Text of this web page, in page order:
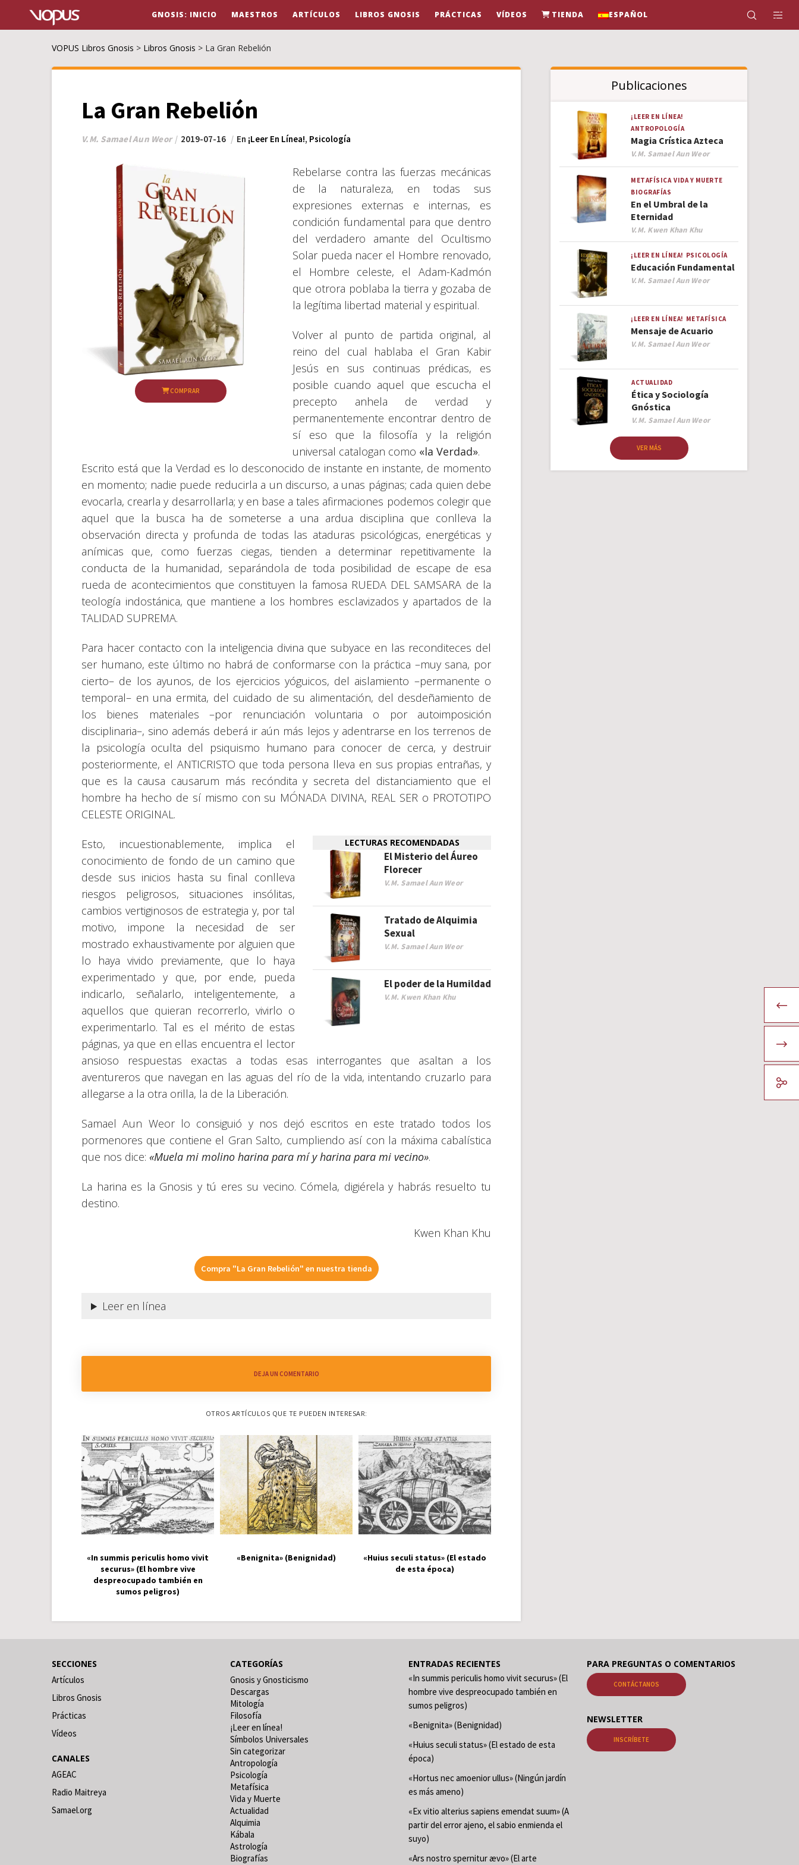
GNOSIS: INICIO MAESTROS ARTÍCULOS LIBROS GNOSIS PRÁCTICAS VÍDEOS TIENDA ESPAÑOL
VOPUS Libros Gnosis > Libros Gnosis > La Gran Rebelión
La Gran Rebelión
V.M. Samael Aun Weor 2019-07-16 En ¡Leer En Línea!, Psicología
COMPRAR
Rebelarse contra las fuerzas mecánicas
de la naturaleza, en todas sus
expresiones externas e internas, es
condición fundamental para que dentro
del verdadero amante del Ocultismo
Solar pueda nacer el Hombre renovado,
el Hombre celeste, el Adam-Kadmón
que otrora poblaba la tierra y gozaba de
la legítima libertad material y espiritual.
Volver al punto de partida original, al
reino del cual hablaba el Gran Kabir
Jesús en sus continuas prédicas, es
posible cuando aquel que escucha el
precepto anhela de verdad y
permanentemente encontrar dentro de
sí eso que la filosofía y la religión
universal catalogan como «la Verdad».
Escrito está que la Verdad es lo desconocido de instante en instante, de momento
en momento; nadie puede reducirla a un discurso, a unas páginas; cada quien debe
evocarla, crearla y desarrollarla; y en base a tales afirmaciones podemos colegir que
aquel que la busca ha de someterse a una ardua disciplina que conlleva la
observación directa y profunda de todas las ataduras psicológicas, energéticas y
anímicas que, como fuerzas ciegas, tienden a determinar repetitivamente la
conducta de la humanidad, separándola de toda posibilidad de escape de esa
rueda de acontecimientos que constituyen la famosa RUEDA DEL SAMSARA de la
teología indostánica, que mantiene a los hombres esclavizados y apartados de la
TALIDAD SUPREMA.
Para hacer contacto con la inteligencia divina que subyace en las reconditeces del
ser humano, este último no habrá de conformarse con la práctica –muy sana, por
cierto– de los ayunos, de los ejercicios yóguicos, del aislamiento –permanente o
temporal– en una ermita, del cuidado de su alimentación, del desdeñamiento de
los bienes materiales –por renunciación voluntaria o por autoimposición
disciplinaria–, sino además deberá ir aún más lejos y adentrarse en los terrenos de
la psicología oculta del psiquismo humano para conocer de cerca, y destruir
posteriormente, el ANTICRISTO que toda persona lleva en sus propias entrañas, y
que es la causa causarum más recóndita y secreta del distanciamiento que el
hombre ha hecho de sí mismo con su MÓNADA DIVINA, REAL SER o PROTOTIPO
CELESTE ORIGINAL.
LECTURAS RECOMENDADAS
El Misterio del Áureo
Florecer
V.M. Samael Aun Weor
Tratado de Alquimia
Sexual
V.M. Samael Aun Weor
El poder de la Humildad
V.M. Kwen Khan Khu
Esto, incuestionablemente, implica el
conocimiento de fondo de un camino que
desde sus inicios hasta su final conlleva
riesgos peligrosos, situaciones insólitas,
cambios vertiginosos de estrategia y, por tal
motivo, impone la necesidad de ser
mostrado exhaustivamente por alguien que
lo haya vivido previamente, que lo haya
experimentado y que, por ende, pueda
indicarlo, señalarlo, inteligentemente, a
aquellos que quieran recorrerlo, vivirlo o
experimentarlo. Tal es el mérito de estas
páginas, ya que en ellas encuentra el lector
ansioso respuestas exactas a todas esas interrogantes que asaltan a los
aventureros que navegan en las aguas del río de la vida, intentando cruzarlo para
allegarse a la otra orilla, la de la Liberación.
Samael Aun Weor lo consiguió y nos dejó escritos en este tratado todos los
pormenores que contiene el Gran Salto, cumpliendo así con la máxima cabalística
que nos dice: «Muela mi molino harina para mí y harina para mi vecino».
La harina es la Gnosis y tú eres su vecino. Cómela, digiérela y habrás resuelto tu
destino.
Kwen Khan Khu
Compra "La Gran Rebelión" en nuestra tienda
Leer en línea
DEJA UN COMENTARIO
OTROS ARTÍCULOS QUE TE PUEDEN INTERESAR:
«In summis periculis homo vivit
securus» (El hombre vive
despreocupado también en
sumos peligros)
«Benignita» (Benignidad)
«Huius seculi status» (El estado
de esta época)
Publicaciones
¡LEER EN LÍNEA!
ANTROPOLOGÍA
Magia Crística Azteca
Author
V.M. Samael Aun Weor
METAFÍSICA VIDA Y MUERTE
BIOGRAFÍAS
En el Umbral de la
Eternidad
Author
V.M. Kwen Khan Khu
¡LEER EN LÍNEA! PSICOLOGÍA
Educación Fundamental
Author
V.M. Samael Aun Weor
¡LEER EN LÍNEA! METAFÍSICA
Mensaje de Acuario
Author
V.M. Samael Aun Weor
ACTUALIDAD
Ética y Sociología
Gnóstica
Author
V.M. Samael Aun Weor
VER MÁS
SECCIONES
Artículos
Libros Gnosis
Prácticas
Vídeos
CANALES
AGEAC
Radio Maitreya
Samael.org
CATEGORÍAS
Gnosis y Gnosticismo
Descargas
Mitología
Filosofía
¡Leer en línea!
Símbolos Universales
Sin categorizar
Antropología
Psicología
Metafísica
Vida y Muerte
Actualidad
Alquimia
Kábala
Astrología
Biografías
ENTRADAS RECIENTES
«In summis periculis homo vivit securus» (El
hombre vive despreocupado también en
sumos peligros)
«Benignita» (Benignidad)
«Huius seculi status» (El estado de esta
época)
«Hortus nec amoenior ullus» (Ningún jardín
es más ameno)
«Ex vitio alterius sapiens emendat suum» (A
partir del error ajeno, el sabio enmienda el
suyo)
«Ars nostro spernitur ævo» (El arte
PARA PREGUNTAS O COMENTARIOS
CONTÁCTANOS
NEWSLETTER
INSCRÍBETE